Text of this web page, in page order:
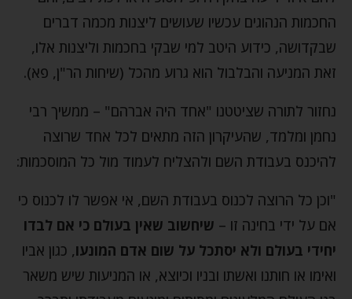
החכמות הנהוגים עכשיו שעושים ליצנות מכמה דברים
שבקדושה, כידוע היטב למי שבקי בחכמות וליצנות אלו,
זאת המניעה והבלבול הוא גרוע מהכל (שיחות הר"ן, פא).
נחזור לתורה שציטטנו "אחד היה אברהם" – ממשיך רבי
נחמן ומלמד, שהעיקרון הזה מתאים לכל אחד שרוצה
להיכנס בעבודת השם ולהצליח לעמוד מול כל המוסכמות:
"וכן כל הרוצה לכנוס בעבודת השם, אי אפשר לו לכנוס כי
אם על ידי בחינה זו – שיחשוב שאין בעולם כי אם לבדו
יחידי בעולם ולא יסתכל על שום אדם המונעו, כגון אביו
ואימו או חותנו ואשתו ובניו וכיוצא, או המניעות שיש משאר